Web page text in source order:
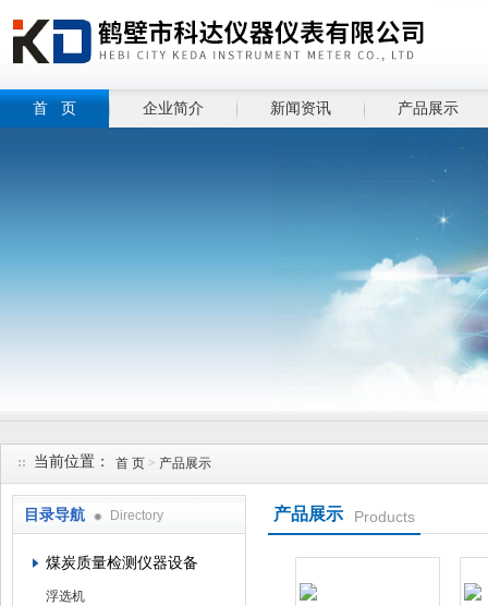
首 页 企业简介 新闻资讯 产品展示
当前位置： 首 页 > 产品展示
目录导航 Directory
煤炭质量检测仪器设备
浮选机
产品展示 Products